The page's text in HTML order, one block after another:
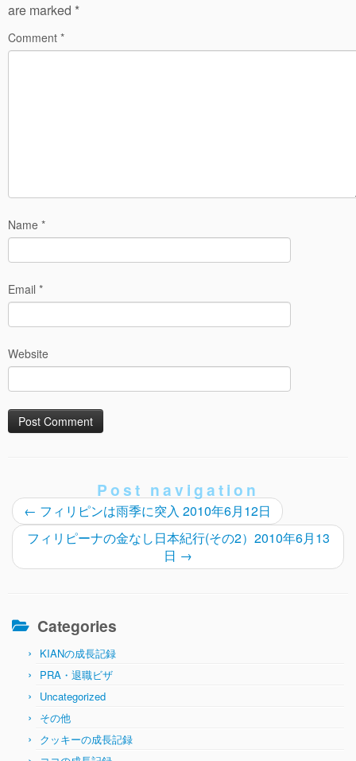
are marked *
Comment *
Name *
Email *
Website
Post navigation
← フィリピンは雨季に突入 2010年6月12日
フィリピーナの金なし日本紀行(その2）2010年6月13
日 →
Categories
KIANの成長記録
PRA・退職ビザ
Uncategorized
その他
クッキーの成長記録